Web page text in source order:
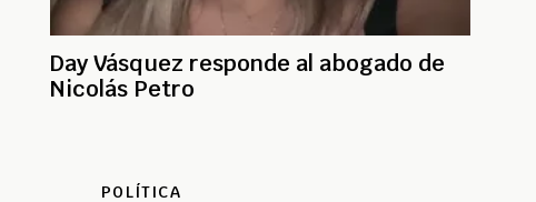
Day Vásquez responde al abogado de
Nicolás Petro
POLÍTICA